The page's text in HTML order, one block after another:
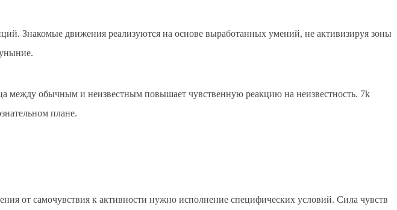
Знакомые движения реализуются на основе выработанных умений, не активизируя зоны
между обычным и неизвестным повышает чувственную реакцию на неизвестность. 7k
плане.
от самочувствия к активности нужно исполнение специфических условий. Сила чувств